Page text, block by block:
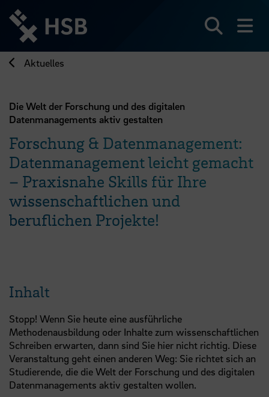
zum
Seiteninhalt
springen
Aktuelles
Die Welt der Forschung und des digitalen
Datenmanagements aktiv gestalten
Forschung & Datenmanagement:
Datenmanagement leicht gemacht
– Praxisnahe Skills für Ihre
wissenschaftlichen und
beruflichen Projekte!
Inhalt
Stopp! Wenn Sie heute eine ausführliche
Methodenausbildung oder Inhalte zum wissenschaftlichen
Schreiben erwarten, dann sind Sie hier nicht richtig. Diese
Veranstaltung geht einen anderen Weg: Sie richtet sich an
Studierende, die die Welt der Forschung und des digitalen
Datenmanagements aktiv gestalten wollen.